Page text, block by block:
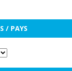
/ PAYS